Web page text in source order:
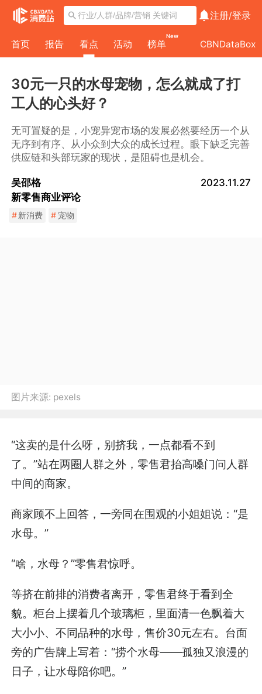
注册/登录
首页 报告 看点 活动 榜单
New
CBNDataBox
30元一只的水母宠物，怎么就成了打
工人的心头好？
无可置疑的是，小宠异宠市场的发展必然要经历一个从
无序到有序、从小众到大众的成长过程。眼下缺乏完善
供应链和头部玩家的现状，是阻碍也是机会。
吴邵格
新零售商业评论
2023.11.27
#新消费 # 宠物
图片来源: pexels
“这卖的是什么呀，别挤我，一点都看不到
了。”站在两圈人群之外，零售君抬高嗓门问人群
中间的商家。
商家顾不上回答，一旁同在围观的小姐姐说：“是
水母。”
“啥，水母？”零售君惊呼。
等挤在前排的消费者离开，零售君终于看到全
貌。柜台上摆着几个玻璃柜，里面清一色飘着大
大小小、不同品种的水母，售价30元左右。台面
旁的广告牌上写着：“捞个水母——孤独又浪漫的
日子，让水母陪你吧。”